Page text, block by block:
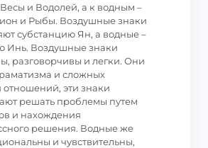
и Водолей, а к водным –
и Рыбы. Воздушные знаки
субстанцию Ян, а водные –
Инь. Воздушные знаки
разговорчивы и легки. Они
и сложных
эти знаки
решать проблемы путем
и нахождения
решения. Водные же
и чувствительны,